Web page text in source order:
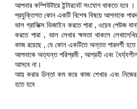
আপনার কম্পিউটারে ইন্টারনেট সংযোগ থাকতে হবে ।
প্রযুক্তিগত কোন একটি বিশেষ বিষয়ে আপনাকে
ভাল গ্রাফিক্স ডিজাইন করতে পারা , ওয়েব পেউজ
করতে পারা , ভাল লেখার ক্ষমতা থাকলে
কাজ রয়েছে , যে কোন একটিতে অন্তত পারদর্শী হতে
আপনাকে অত্যন্ত পরিশ্রমী , আগ্রহী এবং
আসবে না।
আয় করার চিন্তা কম করে কাজ শেখার এবং
হতে হবে